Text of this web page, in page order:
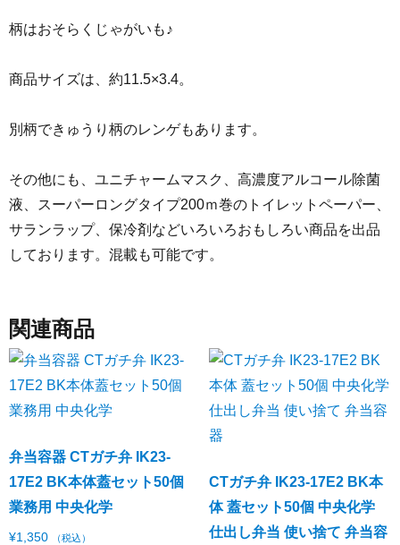
柄はおそらくじゃがいも♪
商品サイズは、約11.5×3.4。
別柄できゅうり柄のレンゲもあります。
その他にも、ユニチャームマスク、高濃度アルコール除菌
液、スーパーロングタイプ200ｍ巻のトイレットペーパー、
サランラップ、保冷剤などいろいろおもしろい商品を出品
しております。混載も可能です。
関連商品
弁当容器 CTガチ弁 IK23-
17E2 BK本体蓋セット50個
業務用 中央化学
¥1,350 （税込）
CTガチ弁 IK23-17E2 BK本
体 蓋セット50個 中央化学
仕出し弁当 使い捨て 弁当容